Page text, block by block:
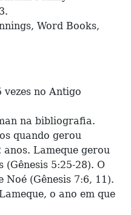
Word Books,
no Antigo
na bibliografia.
quando gerou
anos. Lameque gerou
(Gênesis 5:25-28). O
Noé (Gênesis 7:6, 11).
o ano em que